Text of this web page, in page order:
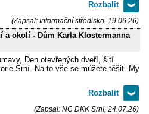
(Zapsal: Informační středisko, 19.06.26)
a okolí - Dům Karla Klostermanna
Den otevřených dveří, šití
Srní. Na to vše se můžete těšit. My
(Zapsal: NC DKK Srní, 24.07.26)